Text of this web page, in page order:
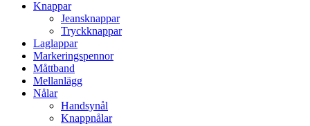
Knappar
Jeansknappar
Tryckknappar
Laglappar
Markeringspennor
Måttband
Mellanlägg
Nålar
Handsynål
Knappnålar